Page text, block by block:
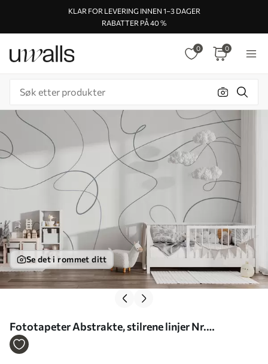
KLAR FOR LEVERING INNEN 1–3 DAGER
RABATTER PÅ 40 %
0 0
Se det i rommet ditt
Fototapeter Abstrakte, stilrene linjer Nr.
w03061v1